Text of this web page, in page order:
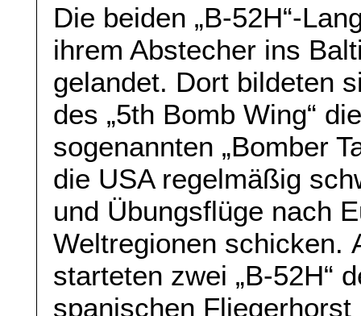
Die beiden „B-52H“-
ihrem Abstecher ins
gelandet. Dort bildeten
des „5th Bomb Wing“
sogenannten „Bomber
die USA regelmäßig
und Übungsflüge nach
Weltregionen schicken.
starteten zwei „B-52H“
spanischen